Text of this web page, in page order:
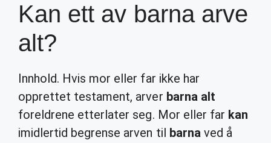
Kan ett av barna arve
alt?
Innhold. Hvis mor eller far ikke har
opprettet testament, arver barna alt
foreldrene etterlater seg. Mor eller far kan
imidlertid begrense arven til barnaved å